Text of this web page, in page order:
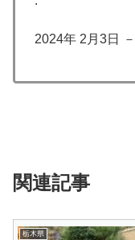
2024年 2月3日
関連記事
栃木県